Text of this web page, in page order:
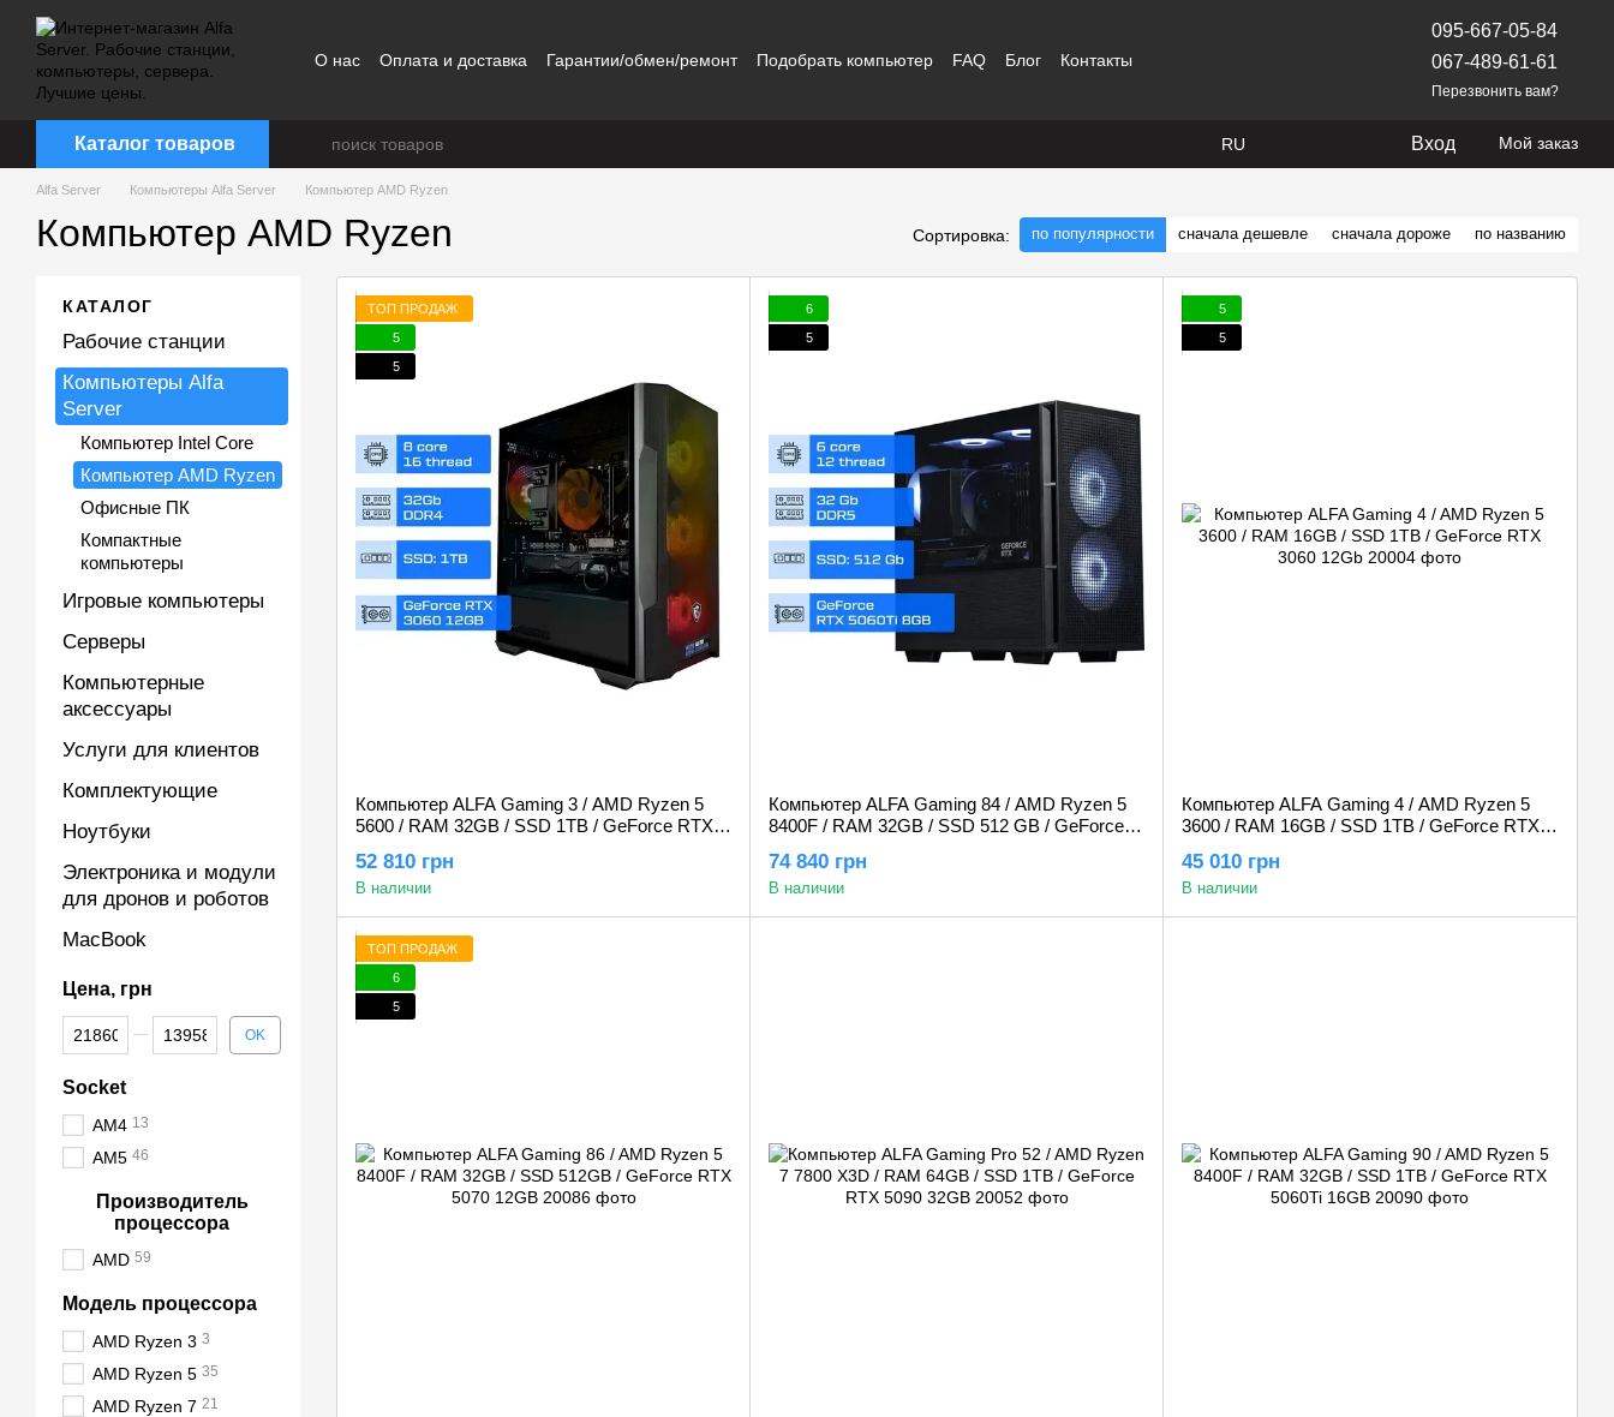
Перейти к основному контенту
О нас Оплата и доставка Гарантии/обмен/ремонт Подобрать компьютер FAQ Блог Контакты
095-667-05-84
067-489-61-61
Перезвонить вам?
Каталог товаров RU Вход Мой заказ
Alfa Server Компьютеры Alfa Server Компьютер AMD Ryzen
Компьютер AMD Ryzen Сортировка: по популярности сначала дешевле сначала дороже по названию
ТОП ПРОДАЖ
5
5
Компьютер ALFA Gaming 3 / AMD Ryzen 5
5600 / RAM 32GB / SSD 1TB / GeForce RTX
52 810 грн
В наличии
6
5
Компьютер ALFA Gaming 84 / AMD Ryzen 5
8400F / RAM 32GB / SSD 512 GB / GeForce
74 840 грн
В наличии
5
5
Компьютер ALFA Gaming 4 / AMD Ryzen 5
3600 / RAM 16GB / SSD 1TB / GeForce RTX
45 010 грн
В наличии
ТОП ПРОДАЖ
6
5
КАТАЛОГ
Рабочие станции
Компьютеры Alfa
Server
Компьютер Intel Core
Компьютер AMD Ryzen
Офисные ПК
Компактные
компьютеры
Игровые компьютеры
Серверы
Компьютерные
аксессуары
Услуги для клиентов
Комплектующие
Ноутбуки
Электроника и модули
для дронов и роботов
MacBook
Цена, грн
От Цена, грн
До Цена, грн OK
Socket
AM4 13
AM5 46
Производитель
процессора
AMD 59
Модель процессора
AMD Ryzen 3 3
AMD Ryzen 5 35
AMD Ryzen 7 21